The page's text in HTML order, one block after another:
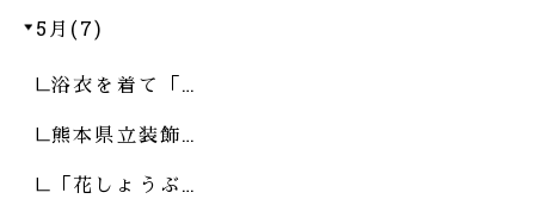
5月(7)
浴衣を着て「…
熊本県立装飾…
「花しょうぶ…